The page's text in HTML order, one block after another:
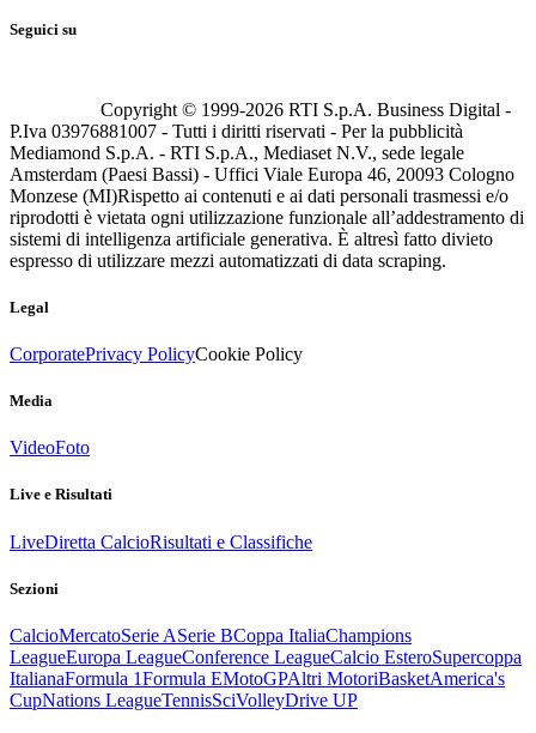
Seguici su
Copyright © 1999-2026 RTI S.p.A. Business Digital -
P.Iva 03976881007 - Tutti i diritti riservati - Per la pubblicità
Mediamond S.p.A. - RTI S.p.A., Mediaset N.V., sede legale
Amsterdam (Paesi Bassi) - Uffici Viale Europa 46, 20093 Cologno
Monzese (MI)Rispetto ai contenuti e ai dati personali trasmessi e/o
riprodotti è vietata ogni utilizzazione funzionale all’addestramento di
sistemi di intelligenza artificiale generativa. È altresì fatto divieto
espresso di utilizzare mezzi automatizzati di data scraping.
Legal
CorporatePrivacy PolicyCookie Policy
Media
VideoFoto
Live e Risultati
LiveDiretta CalcioRisultati e Classifiche
Sezioni
CalcioMercatoSerie ASerie BCoppa ItaliaChampions
LeagueEuropa LeagueConference LeagueCalcio EsteroSupercoppa
ItalianaFormula 1Formula EMotoGPAltri MotoriBasketAmerica's
CupNations LeagueTennisSciVolleyDrive UP